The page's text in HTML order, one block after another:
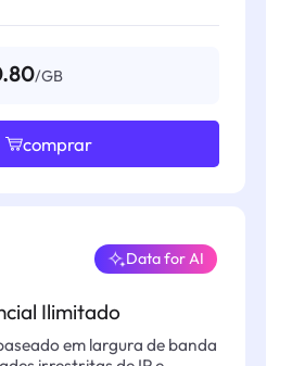
/GB
comprar
Ilimitado
Data for AI
em largura de banda